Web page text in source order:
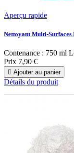
Aperçu rapide
Nettoyant Multi-Surfaces
Contenance : 750 ml
Prix 7,90 €
 Ajouter au panier
Détails du produit